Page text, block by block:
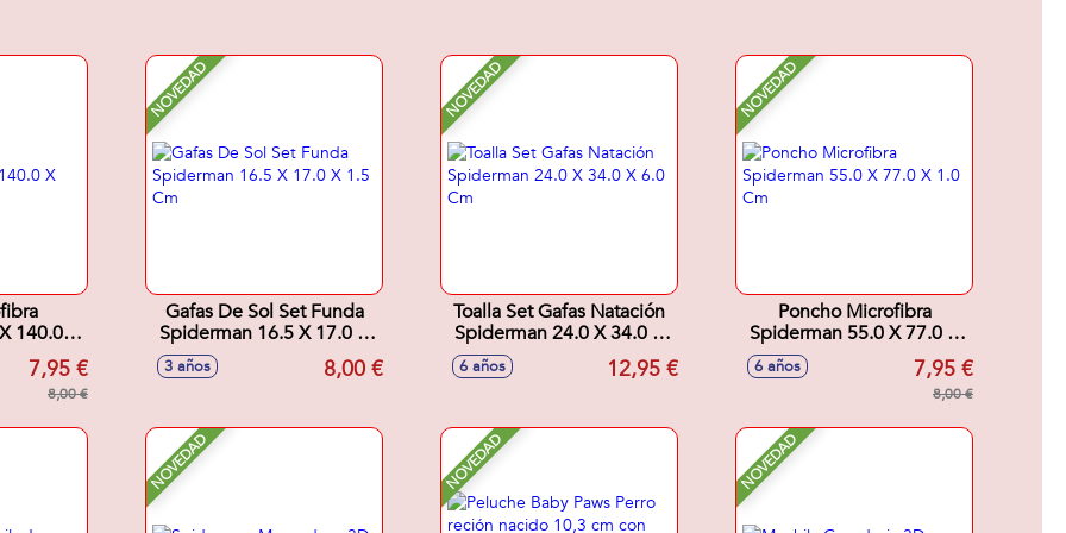
140.0 X
7,95 €
8,00 €
NOVEDAD
Gafas De Sol Set Funda
Spiderman 16.5 X 17.0 X
3 años 8,00 €
NOVEDAD
Toalla Set Gafas Natación
Spiderman 24.0 X 34.0 X
6 años 12,95 €
NOVEDAD
Poncho Microfibra
Spiderman 55.0 X 77.0 X
6 años 7,95 €
8,00 €
NOVEDAD NOVEDAD NOVEDAD